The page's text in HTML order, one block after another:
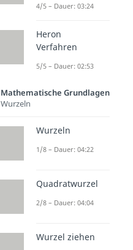
4/5 – Dauer: 03:24
Heron
Verfahren
5/5 – Dauer: 02:53
Mathematische Grundlagen
Wurzeln
Wurzeln
1/8 – Dauer: 04:22
Quadratwurzel
2/8 – Dauer: 04:04
Wurzel ziehen